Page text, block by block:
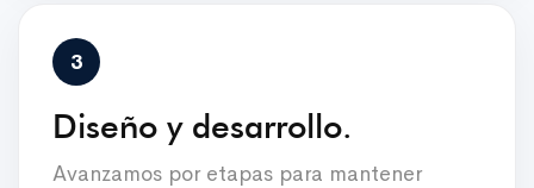
Diseño y desarrollo.
Avanzamos por etapas para mantener